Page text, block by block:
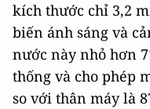
kích thước chỉ 3,2
biến ánh sáng và
nước này nhỏ hơn
thống và cho phép
so với thân máy là